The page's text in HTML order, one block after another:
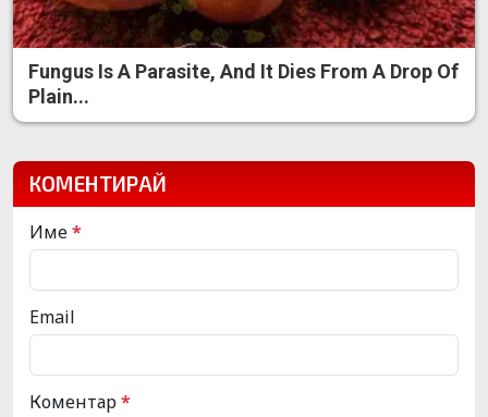
Fungus Is A Parasite, And It Dies From A Drop Of
Plain...
КОМЕНТИРАЙ
Име*
Email
Коментар*